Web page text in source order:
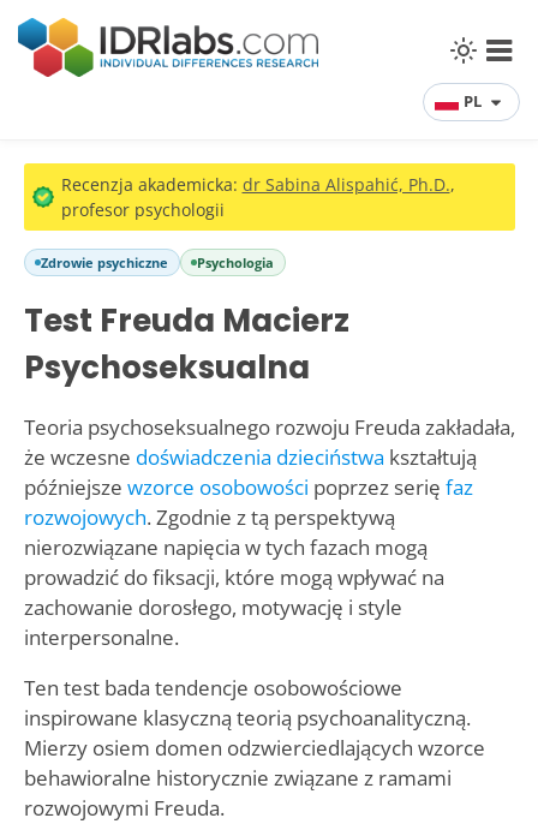
PL
Recenzja akademicka: dr Sabina Alispahić, Ph.D.,
profesor psychologii
Zdrowie psychiczne Psychologia
Test Freuda Macierz
Psychoseksualna
Teoria psychoseksualnego rozwoju Freuda zakładała,
że wczesne doświadczenia dzieciństwa kształtują
późniejsze wzorce osobowości poprzez serię faz
rozwojowych. Zgodnie z tą perspektywą
nierozwiązane napięcia w tych fazach mogą
prowadzić do fiksacji, które mogą wpływać na
zachowanie dorosłego, motywację i style
interpersonalne.
Ten test bada tendencje osobowościowe
inspirowane klasyczną teorią psychoanalityczną.
Mierzy osiem domen odzwierciedlających wzorce
behawioralne historycznie związane z ramami
rozwojowymi Freuda.